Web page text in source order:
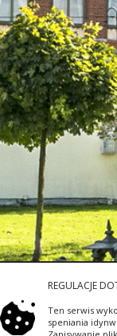
REGULACJE
Ten serwis
speniania